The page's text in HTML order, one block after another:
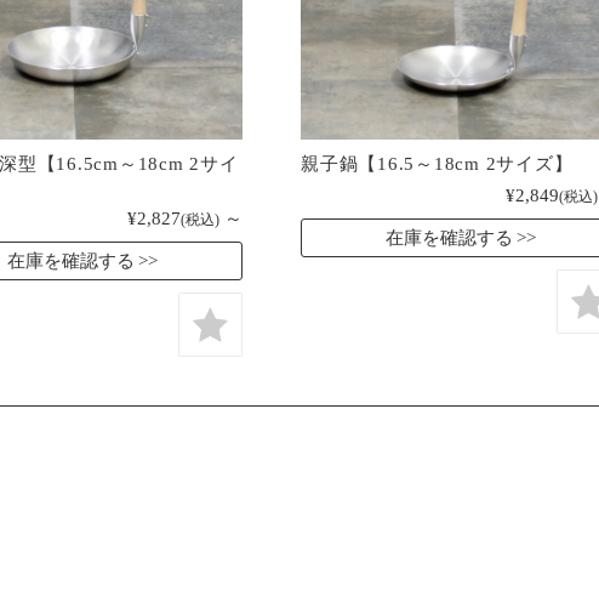
型【16.5cm～18cm 2サイ
¥2,827(税込) ～
在庫を確認する
親子鍋【16.5～18cm 2サイズ】
¥2,849(税込)
在庫を確認する